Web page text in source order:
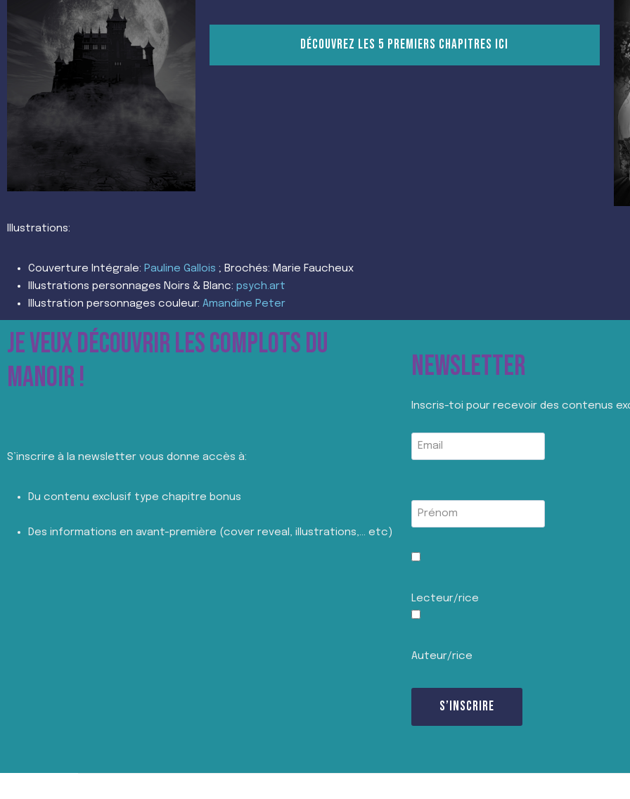
DÉCOUVREZ LES 5 PREMIERS CHAPITRES ICI
Illustrations:
Couverture Intégrale: Pauline Gallois ; Brochés: Marie Faucheux
Illustrations personnages Noirs & Blanc: psych.art
Illustration personnages couleur: Amandine Peter
JE VEUX DÉCOUVRIR LES COMPLOTS DU
MANOIR !
S’inscrire à la newsletter vous donne accès à:
Du contenu exclusif type chapitre bonus
Des informations en avant-première (cover reveal, illustrations,… etc)
NEWSLETTER
Inscris-toi pour recevoir des contenus
Lecteur/rice
Auteur/rice
S’INSCRIRE
o